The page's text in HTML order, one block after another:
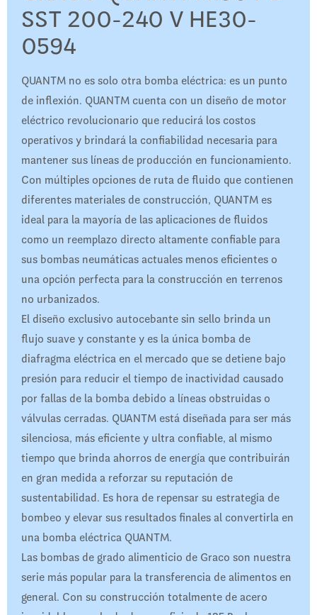
SST 200-240 V HE30-
0594
QUANTM no es solo otra bomba eléctrica: es un punto
de inflexión. QUANTM cuenta con un diseño de motor
eléctrico revolucionario que reducirá los costos
operativos y brindará la confiabilidad necesaria para
mantener sus líneas de producción en funcionamiento.
Con múltiples opciones de ruta de fluido que contienen
diferentes materiales de construcción, QUANTM es
ideal para la mayoría de las aplicaciones de fluidos
como un reemplazo directo altamente confiable para
sus bombas neumáticas actuales menos eficientes o
una opción perfecta para la construcción en terrenos
no urbanizados.
El diseño exclusivo autocebante sin sello brinda un
flujo suave y constante y es la única bomba de
diafragma eléctrica en el mercado que se detiene bajo
presión para reducir el tiempo de inactividad causado
por fallas de la bomba debido a líneas obstruidas o
válvulas cerradas. QUANTM está diseñada para ser más
silenciosa, más eficiente y ultra confiable, al mismo
tiempo que brinda ahorros de energía que contribuirán
en gran medida a reforzar su reputación de
sustentabilidad. Es hora de repensar su estrategia de
bombeo y elevar sus resultados finales al convertirla en
una bomba eléctrica QUANTM.
Las bombas de grado alimenticio de Graco son nuestra
serie más popular para la transferencia de alimentos en
general. Con su construcción totalmente de acero